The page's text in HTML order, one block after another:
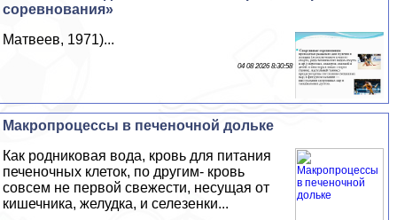
соревнования»
Матвеев, 1971)...
04 08 2026 8:30:58
Макропроцессы в печеночной дольке
Как родниковая вода, кровь для питания
печеночных клеток, по другим- кровь
совсем не первой свежести, несущая от
кишечника, желудка, и селезенки...